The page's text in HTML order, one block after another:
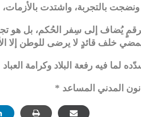
برقمٍ يُضاف إلى سِفر الحُكم، بل هو
المدني المساعد